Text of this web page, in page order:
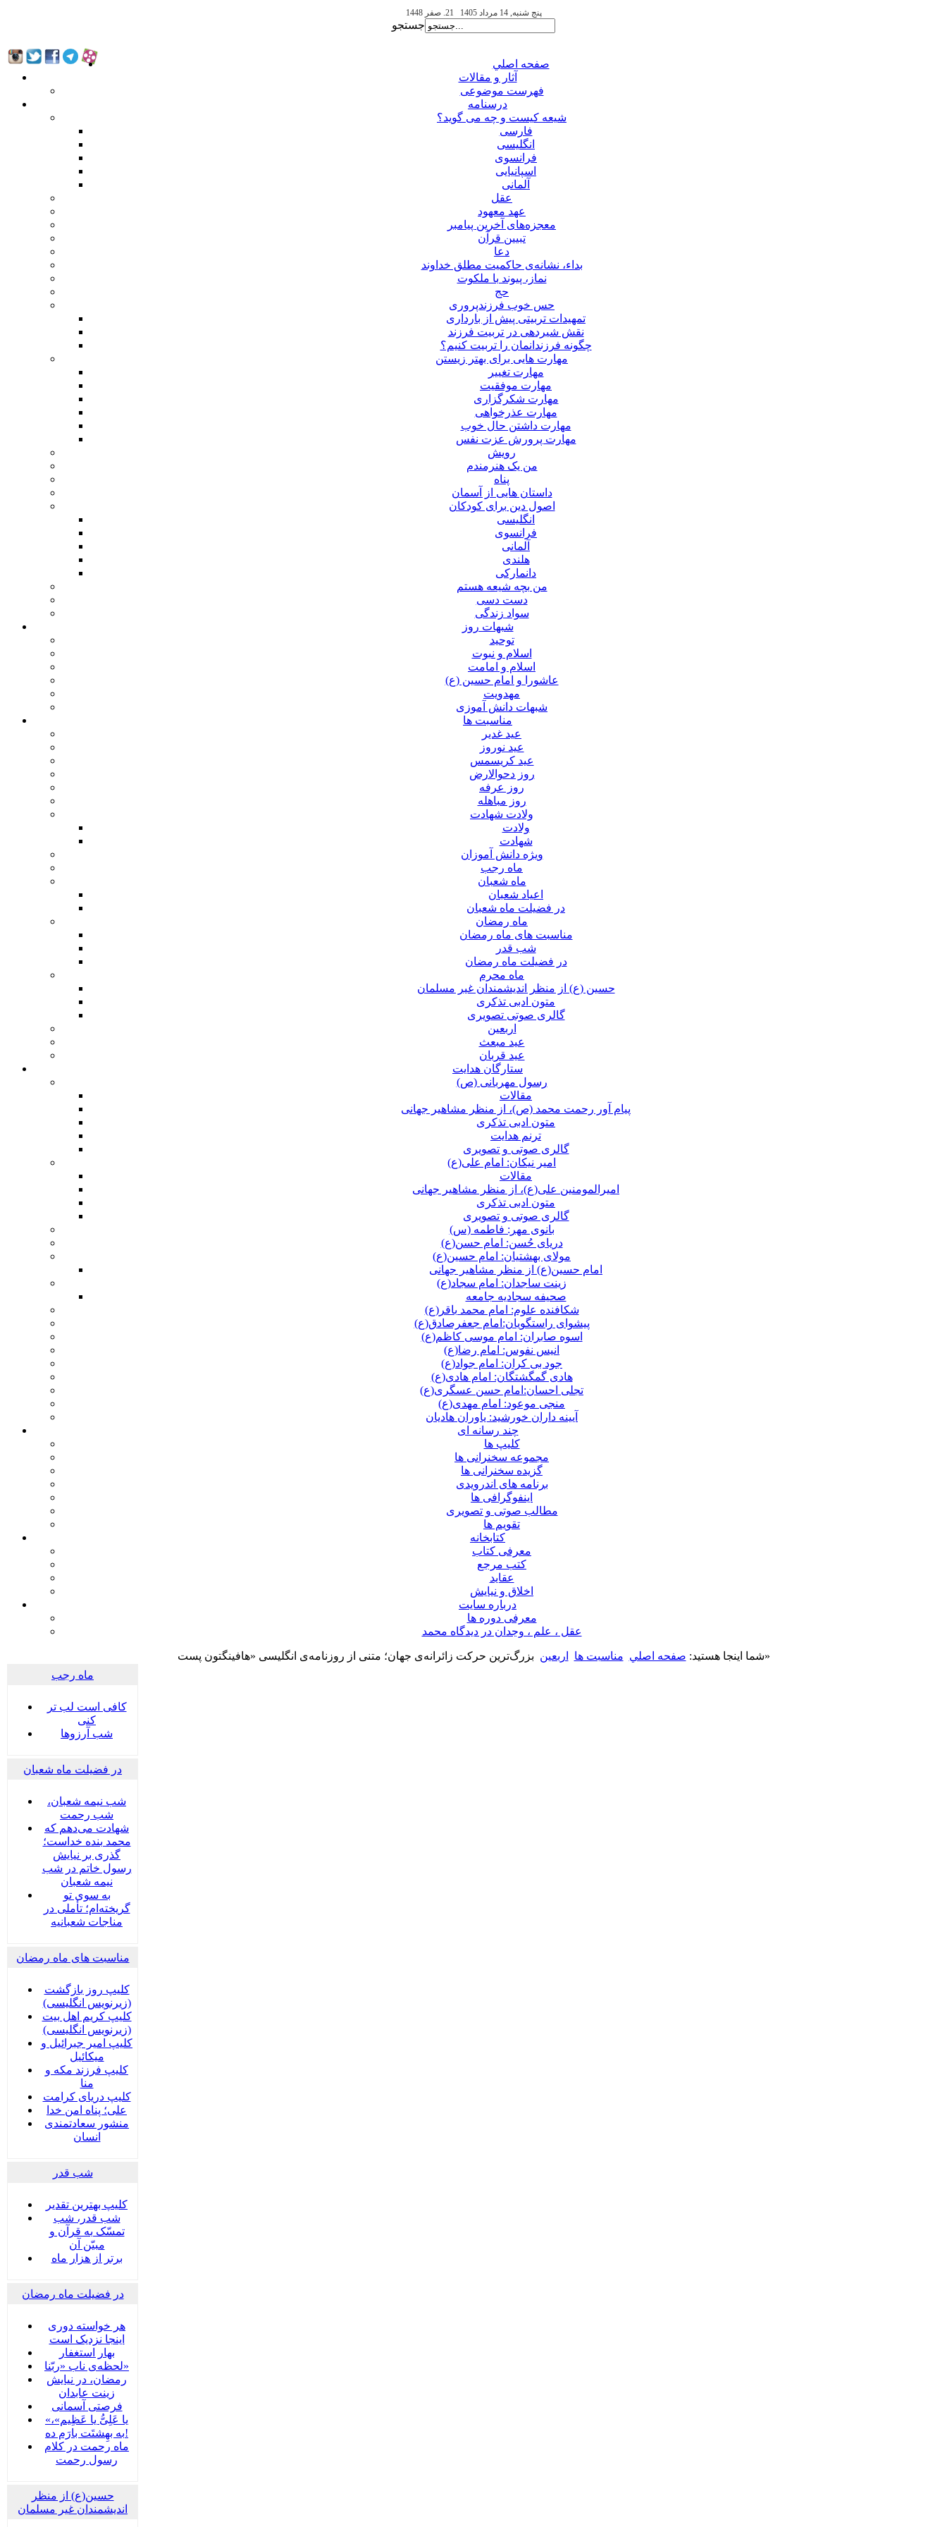
پنج شنبه, 14 مرداد 1405
جستجو
صفحه اصلي
آثار و مقالات
فهرست موضوعی
درسنامه
شیعه کیست و چه می گوید؟
فارسی
انگلیسی
فرانسوی
اسپانیایی
آلمانی
عقل
عهد معهود
معجزه‌های آخرین پیامبر
تبيين قرآن
دعا
بداء، نشانه‌ی حاکمیت مطلق خداوند
نماز، پیوند با ملکوت
حج
حس خوب فرزندپروری
تمهیدات تربیتی پیش از بارداری
نقش شیردهی در تربیت فرزند
چگونه فرزندانمان را تربیت کنیم؟
مهارت هایی برای بهتر زیستن
مهارت تغییر
مهارت موفقیت
مهارت شکرگزاری
مهارت عذرخواهی
مهارت داشتن حال خوب
مهارت پرورش عزت نفس
رویش
من یک هنرمندم
پناه
داستان هایی از آسمان
اصول دین برای کودکان
انگلیسی
فرانسوی
آلمانی
هلندی
دانمارکی
من بچه شیعه هستم
دست دسی
سواد زندگی
شبهات روز
توحید
اسلام و نبوت
اسلام و امامت
عاشورا و امام حسین (ع)
مهدویت
شبهات دانش آموزی
مناسبت ها
عید غدير
عید نوروز
عید کریسمس
روز دحوالارض
روز عرفه
روز مباهله
ولادت شهادت
ولادت
شهادت
ویژه دانش آموزان
ماه رجب
ماه شعبان
اعیاد شعبان
در فضیلت ماه شعبان
ماه رمضان
مناسبت های ماه رمضان
شب قدر
در فضیلت ماه رمضان
ماه محرم
حسین (ع) از منظر اندیشمندان غیر مسلمان
متون ادبی تذکری
گالری صوتی تصویری
اربعین
عید مبعث
عید قربان
ستارگان هدایت
رسول مهربانی (ص)
مقالات
پیام آور رحمت محمد (ص)، از منظر مشاهیر جهانی
متون ادبی تذکری
ترنم هدایت
گالری صوتی و تصویری
امیر نیکان: امام علی(ع)
مقالات
امیرالمومنین علی(ع)، از منظر مشاهیر جهانی
متون ادبی تذکری
گالری صوتی و تصویری
بانوی مهر: فاطمه (س)
دریای حُسن: امام حسن(ع)
مولای بهشتیان: امام حسین(ع)
امام حسین(ع) از منظر مشاهیر جهانی
زینت ساجدان: امام سجاد(ع)
صحیفه سجادیه جامعه
شکافنده علوم: امام محمد باقر(ع)
پیشوای راستگویان:امام جعفرصادق(ع)
اسوه صابران: امام موسی کاظم(ع)
انیس نفوس: امام رضا(ع)
جود بی کران: امام جواد(ع)
هادی گمگشتگان: امام هادی(ع)
تجلی احسان:امام حسن عسگری(ع)
منجی موعود: امام مهدی(ع)
آیینه داران خورشید: یاوران هادیان
چند رسانه ای
کلیپ ها
مجموعه سخنرانی ها
گزیده سخنرانی ها
برنامه های اندرویدی
اینفوگرافی ها
مطالب صوتی و تصویری
تقویم ها
كتابخانه
معرفی کتاب
کتب مرجع
عقاید
اخلاق و نیایش
درباره سايت
معرفی دوره ها
عقل ، علم ، وجدان در ديدگاه محمد
شما اینجا هستید: صفحه اصلي مناسبت ها اربعین
بزرگ‌ترین حرکت زائرانه‌ی جهان؛ متنی از روزنامه‌ی انگلیسی «هافینگتون پست»
ماه رجب
کافی است لب تر
کنی
شب آرزوها
در فضیلت ماه شعبان
شب نیمه شعبان،
شب رحمت
شهادت می‌دهم که
محمد بنده خداست؛
گذری بر نیایش
رسول خاتم در شب
نیمه شعبان
به سوی تو
گریخته‌ام؛ تأملی در
مناجات شعبانیه
مناسبت های ماه رمضان
کلیپ روز بازگشت
(زیرنویس انگلیسی)
کلیپ کریم اهل بیت
(زیرنویس انگلیسی)
کلیپ امیر جبرائیل و
میکائیل
کلیپ فرزند مکه و
منا
کلیپ دریای کرامت
علی؛ پناه امن خدا
منشور سعادتمندی
انسان
شب قدر
کلیپ بهترین تقدیر
شب قدر، شب
تمسّک به قرآن و
مبیّن آن
برتر از هزار ماه
در فضیلت ماه رمضان
هر خواسته دوری
اینجا نزدیک است
بهار استغفار
لحظه‌ی ناب «ربّنا»
رمضان، در نیایش
زینت عابدان
فرصتی آسمانی
«یا عَلِیُّ یا عَظِیم»،
به بهِشتَت بارَم ده!
ماه رحمت در کلام
رسول رحمت
حسین(ع) از منظر
اندیشمندان غیر مسلمان